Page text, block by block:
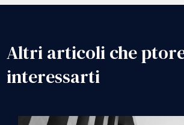
Altri articoli che
interessarti